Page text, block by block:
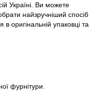
Україні. Ви можете
найзручніший спосіб
оригінальній упаковці та
фурнітури.